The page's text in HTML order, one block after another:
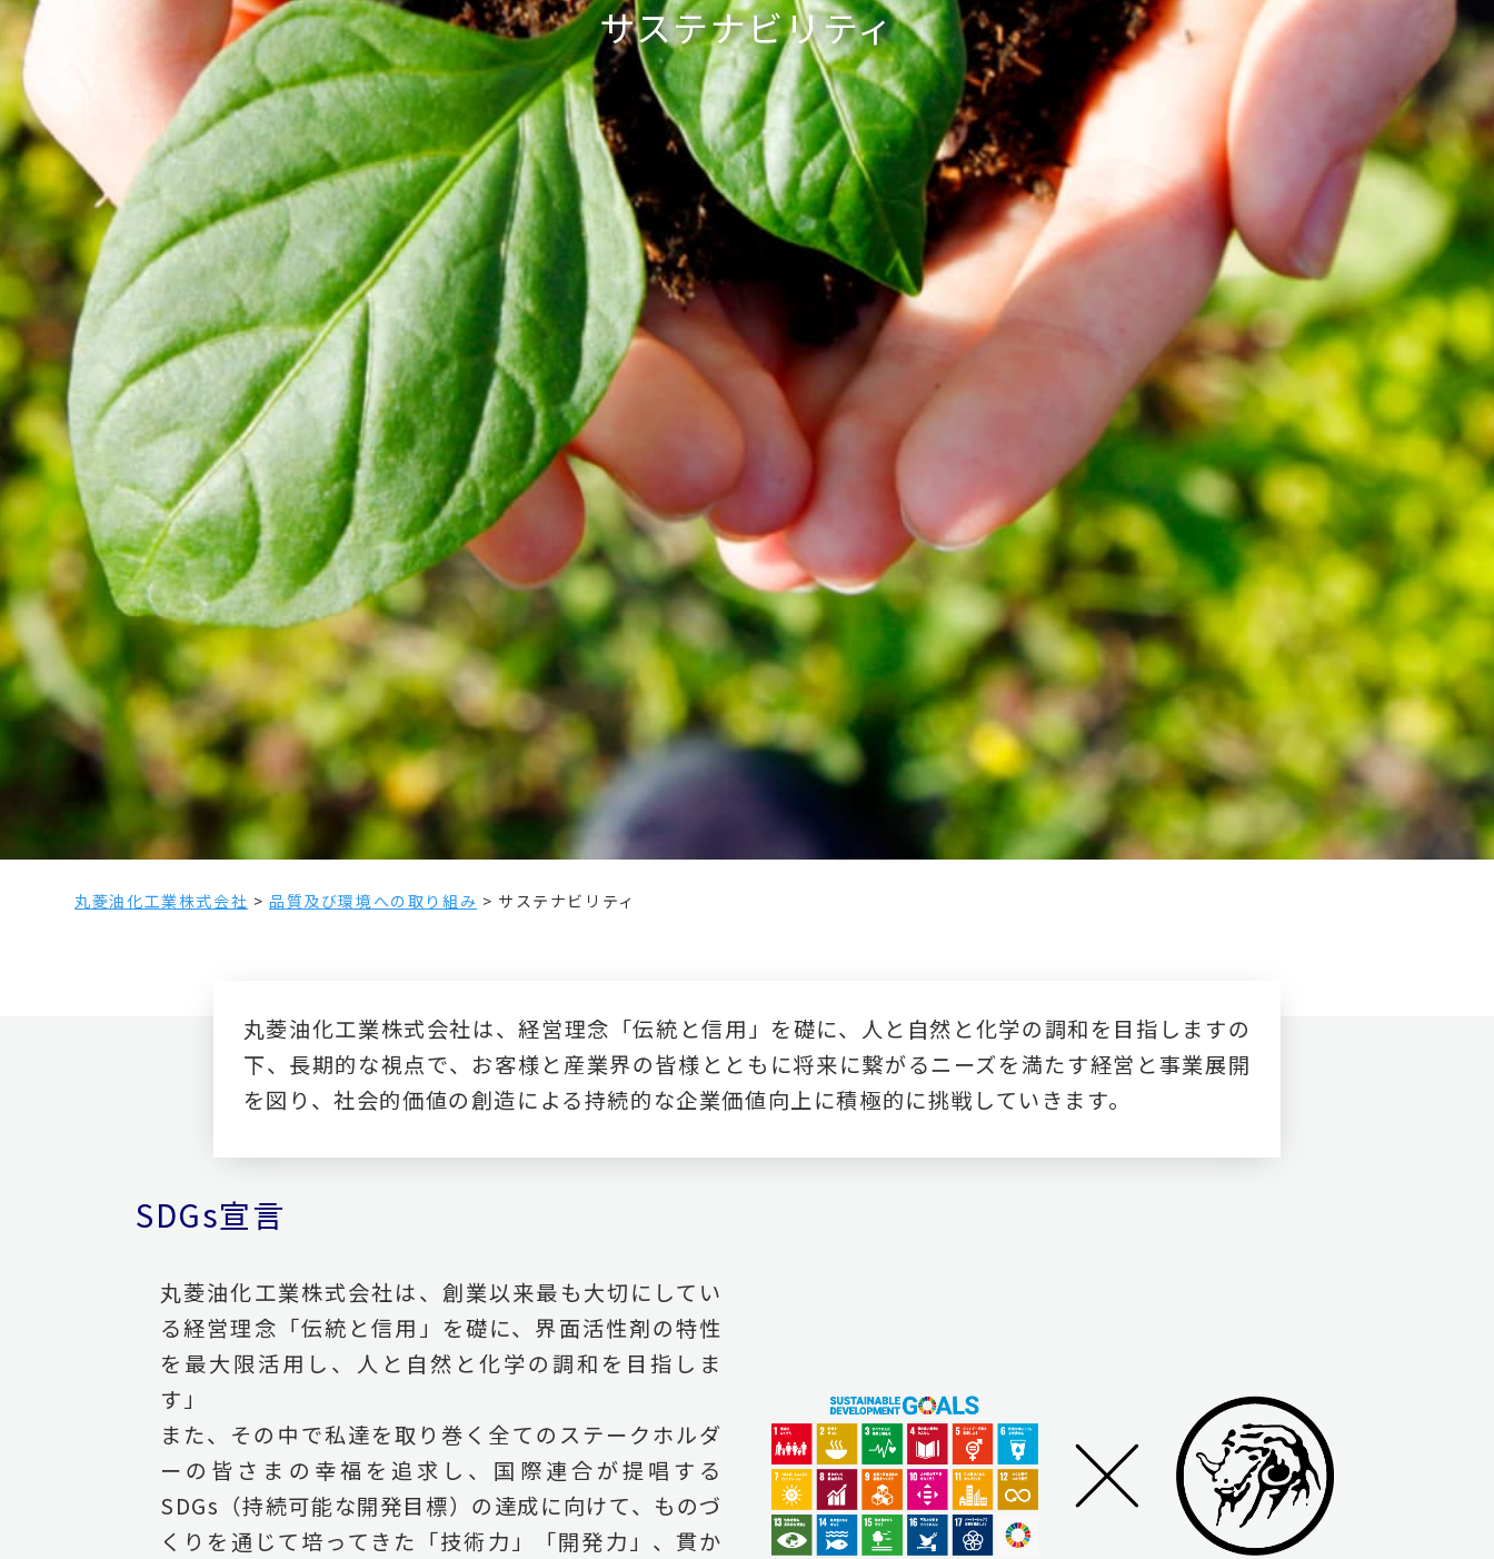
サステナビリティ
丸菱油化工業株式会社 > 品質及び環境への取り組み > サステナビリティ
丸菱油化工業株式会社は、経営理念「伝統と信用」を礎に、人と自然と化学の調和を目指しますの
下、長期的な視点で、お客様と産業界の皆様とともに将来に繋がるニーズを満たす経営と事業展開
を図り、社会的価値の創造による持続的な企業価値向上に積極的に挑戦していきます。
SDGs宣言
丸菱油化工業株式会社は、創業以来最も大切にしてい
る経営理念「伝統と信用」を礎に、界面活性剤の特性
を最大限活用し、人と自然と化学の調和を目指しま
す」
また、その中で私達を取り巻く全てのステークホルダ
ーの皆さまの幸福を追求し、国際連合が提唱する
SDGs（持続可能な開発目標）の達成に向けて、ものづ
くりを通じて培ってきた「技術力」「開発力」、貫か